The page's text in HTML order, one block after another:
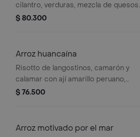
cilantro, verduras, mezcla de quesos
rallados, acompañado de sarsa criolla.
$ 80.300
Arroz huancaína
Risotto de langostinos, camarón y
calamar con ají amarillo peruano,
cubos de mango, mezcla de quesos
$ 76.500
Arroz motivado por el mar